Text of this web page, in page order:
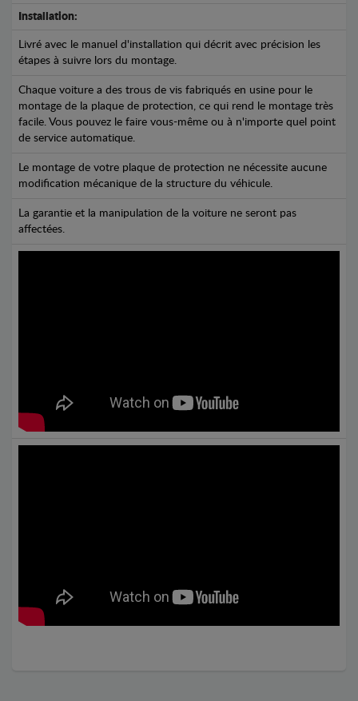
Installation:
Livré avec le manuel d'installation qui décrit avec précision les
étapes à suivre lors du montage.
Chaque voiture a des trous de vis fabriqués en usine pour le
montage de la plaque de protection, ce qui rend le montage très
facile. Vous pouvez le faire vous-même ou à n'importe quel point
de service automatique.
Le montage de votre plaque de protection ne nécessite aucune
modification mécanique de la structure du véhicule.
La garantie et la manipulation de la voiture ne seront pas
affectées.